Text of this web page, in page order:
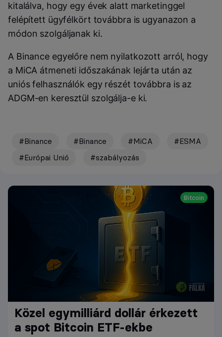
kitalálva, hogy egy évek alatt marketinggel
felépített ügyfélkört továbbra is ugyanazon a
módon szolgáljanak ki.
A Binance egyelőre nem nyilatkozott arról, hogy
a MiCA átmeneti időszakának lejárta után az
uniós felhasználók egy részét továbbra is az
ADGM-en keresztül szolgálja-e ki.
#Binance #Binance #MiCA
#ESMA
#Európai Unió
#szabályozás
Bitcoin
Közel egymilliárd dollár érkezett
a spot Bitcoin ETF-ekbe